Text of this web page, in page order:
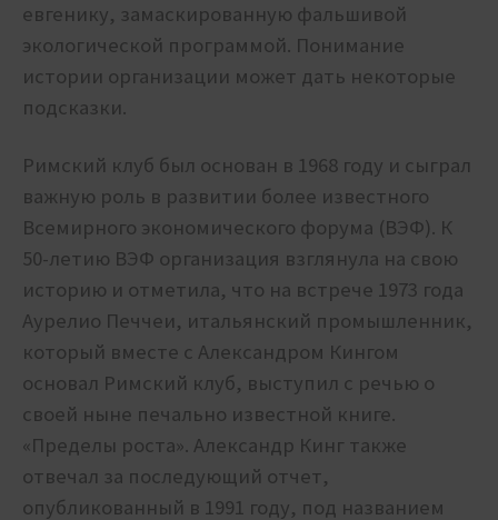
евгенику, замаскированную фальшивой
экологической программой. Понимание
истории организации может дать некоторые
подсказки.
Римский клуб был основан в 1968 году и сыграл
важную роль в развитии более известного
Всемирного экономического форума (ВЭФ). К
50-летию ВЭФ организация взглянула на свою
историю и отметила, что на встрече 1973 года
Аурелио Печчеи, итальянский промышленник,
который вместе с Александром Кингом
основал Римский клуб, выступил с речью о
своей ныне печально известной книге.
«Пределы роста». Александр Кинг также
отвечал за последующий отчет,
опубликованный в 1991 году, под названием